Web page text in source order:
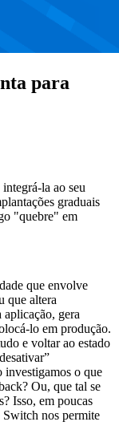
para
la ao seu
graduais
"quebre" em
que envolve
que altera
gera
lo em produção.
e voltar ao estado
investigamos o que
Ou, que tal se
Isso, em poucas
Switch nos permite